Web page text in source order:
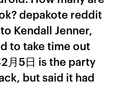
depakote reddit
Kendall Jenner,
to take time out
月5日 is the party
but said it had